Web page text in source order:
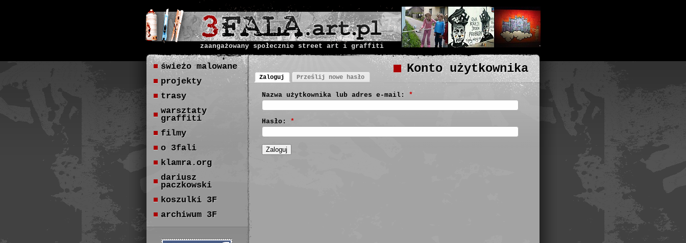
zaangażowany społecznie street art i graffiti
Konto użytkownika
Zaloguj Prześlij nowe hasło
Nazwa użytkownika lub adres e-mail: *
Hasło: *
świeżo malowane
projekty
trasy
warsztaty
graffiti
filmy
o 3fali
klamra.org
dariusz
paczkowski
koszulki 3F
archiwum 3F